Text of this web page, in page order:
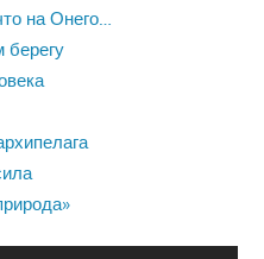
на Онего…